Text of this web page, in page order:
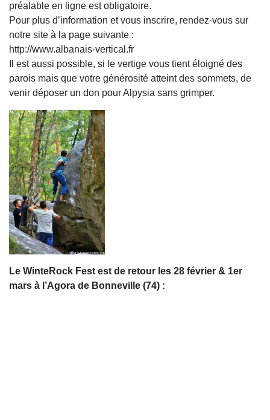
préalable en ligne est obligatoire.
Pour plus d’information et vous inscrire, rendez-vous sur
notre site à la page suivante :
http://www.albanais-vertical.fr
Il est aussi possible, si le vertige vous tient éloigné des
parois mais que votre générosité atteint des sommets, de
venir déposer un don pour Alpysia sans grimper.
Le WinteRock Fest est de retour les 28 février & 1er
mars à l’Agora de Bonneville (74) :